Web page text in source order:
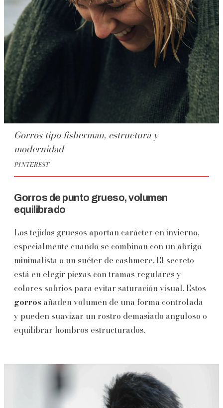
Gorros tipo fisherman, estructura y
modernidad
PINTEREST
Gorros de punto grueso, volumen
equilibrado
Los tejidos gruesos aportan carácter en invierno,
especialmente cuando se combinan con un abrigo
minimalista o un suéter de cashmere. El secreto
está en elegir piezas con tramas regulares y
colores sobrios para evitar saturación visual. Estos
gorros añaden volumen de una forma controlada
y pueden suavizar un rostro demasiado anguloso o
equilibrar hombros estructurados.